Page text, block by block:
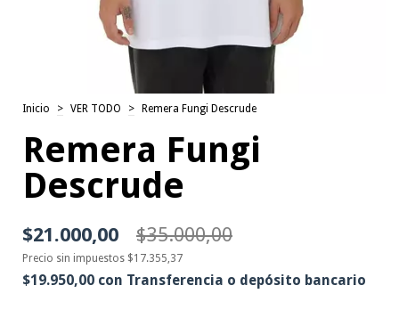
Inicio > VER TODO > Remera Fungi Descrude
Remera Fungi
Descrude
$21.000,00 $35.000,00
Precio sin impuestos $17.355,37
$19.950,00 con Transferencia o depósito bancario